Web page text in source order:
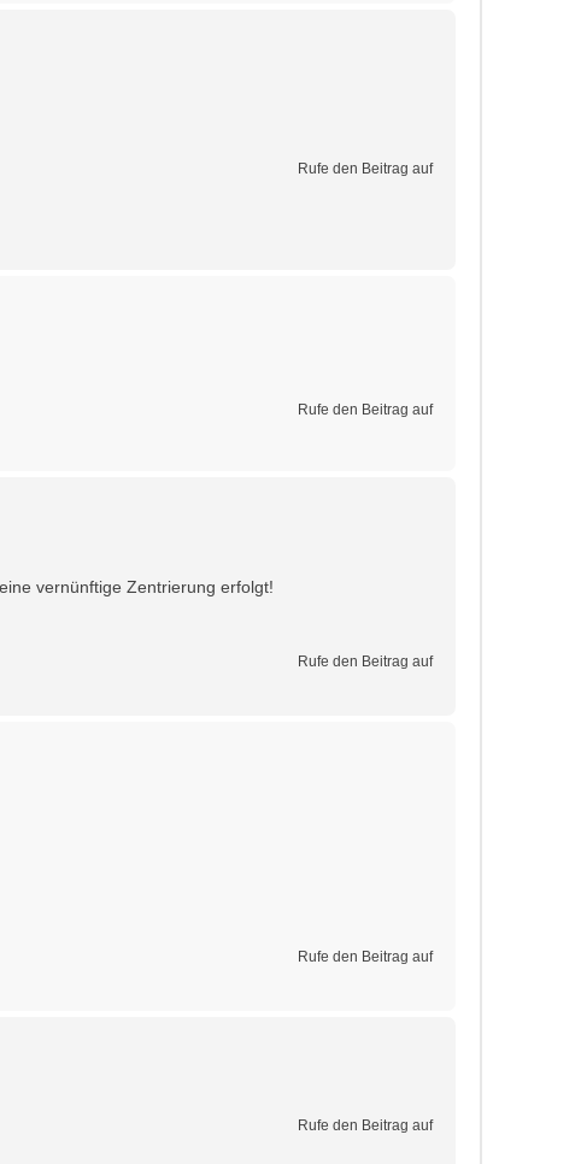
Rufe den Beitrag auf
Rufe den Beitrag auf
vernünftige Zentrierung erfolgt!
Rufe den Beitrag auf
Rufe den Beitrag auf
Rufe den Beitrag auf